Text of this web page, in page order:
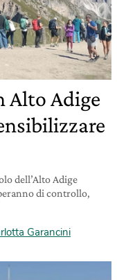
Alto Adige
dell’Alto Adige
di controllo,
Garancini